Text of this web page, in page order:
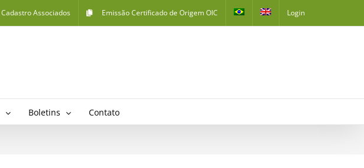
Cadastro Associados Emissão Certificado de Origem OIC Login
Boletins Contato